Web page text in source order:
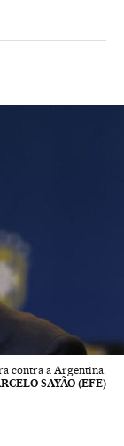
contra a Argentina.
SAYÃO (EFE)